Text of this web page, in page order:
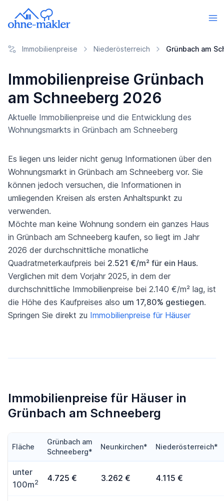
Immobilienpreise Niederösterreich Grünbach am
Immobilienpreise Grünbach
am Schneeberg 2026
Aktuelle Immobilienpreise und die Entwicklung des
Wohnungsmarkts in Grünbach am Schneeberg
Es liegen uns leider nicht genug Informationen über den
Wohnungsmarkt in Grünbach am Schneeberg vor. Sie
können jedoch versuchen, die Informationen in
umliegenden Kreisen als ersten Anhaltspunkt zu
verwenden.
Möchte man keine Wohnung sondern ein ganzes Haus
in Grünbach am Schneeberg kaufen, so liegt im Jahr
2026 der durchschnittliche monatliche
Quadratmeterkaufpreis bei 2.521 €/m² für ein Haus.
Verglichen mit dem Vorjahr 2025, in dem der
durchschnittliche Immobilienpreise bei 2.140 €/m² lag, ist
die Höhe des Kaufpreises also um 17,80% gestiegen.
Springen Sie direkt zu Immobilienpreise für Häuser
Immobilienpreise für Häuser in
Grünbach am Schneeberg
Fläche
Grünbach am
Schneeberg*
Neunkirchen* Niederösterreich*
unter
100m2 4.725 € 3.262 € 4.115 €